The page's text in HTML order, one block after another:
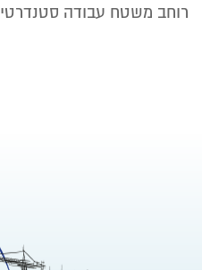
רוחב משטח עבודה סטנדרטי 200 ס"מ.